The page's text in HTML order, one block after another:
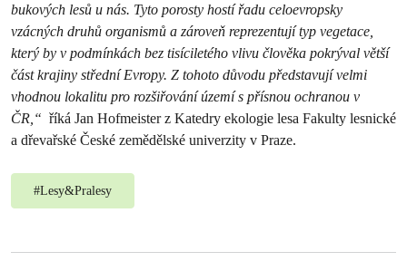
bukových lesů u nás. Tyto porosty hostí řadu celoevropsky
vzácných druhů organismů a zároveň reprezentují typ vegetace,
který by v podmínkách bez tisíciletého vlivu člověka pokrýval větší
část krajiny střední Evropy. Z tohoto důvodu představují velmi
vhodnou lokalitu pro rozšiřování území s přísnou ochranou v
ČR,“ říká Jan Hofmeister z Katedry ekologie lesa Fakulty lesnické
a dřevařské České zemědělské univerzity v Praze.
#Lesy&Pralesy